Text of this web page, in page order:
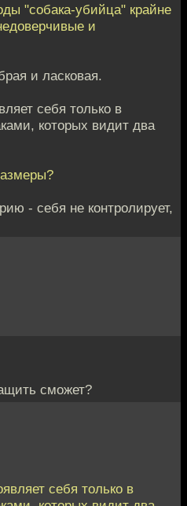
"собака-убийца" крайне
и
и ласковая.
себя только в
которых видит два
- себя не контролирует,
сможет?
себя только в